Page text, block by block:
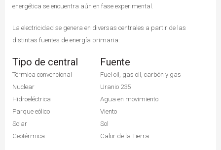
energética se encuentra aún en fase experimental.
La electricidad se genera en diversas centrales a partir de las
distintas fuentes de energía primaria:
Tipo de central Fuente
Térmica convencional
Fuel oil, gas oil, carbón y gas
Nuclear
Uranio 235
Hidroeléctrica
Agua en movimiento
Parque eólico
Viento
Solar
Sol
Geotérmica
Calor de la Tierra